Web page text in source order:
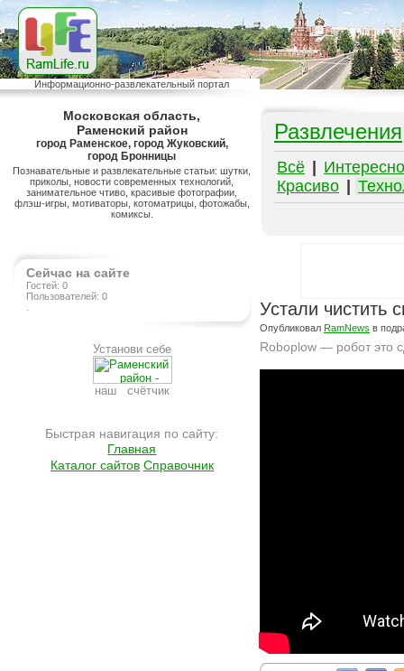
Информационно-развлекательный портал
Московская область,
Раменский район
город Раменское, город Жуковский,
город Бронницы
Познавательные и развлекательные статьи: шутки,
приколы, новости современных технологий,
занимательное чтиво, красивые фотографии,
флэш-игры, мотиваторы, котоматрицы, фотожабы,
комиксы.
Сейчас на сайте
Гостей: 0
Пользователей: 0
Установи себе
наш счётчик
Быстрая навигация по сайту:
Главная
Каталог сайтов Справочник
Развлечения
Всё
Интересно
Красиво
Устали чистить
Опубликовал RamNews в
Roboplow — робот это